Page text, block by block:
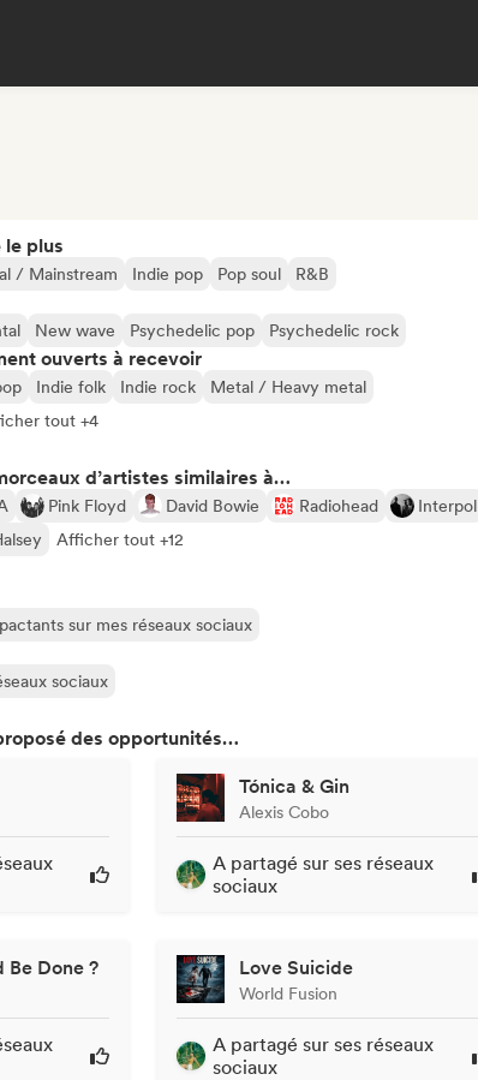
le plus
/ Mainstream Indie pop Pop soul R&B
New wave Psychedelic pop Psychedelic rock
ouverts à recevoir
Indie folk Indie rock
Metal / Heavy metal
tout +4
d’artistes similaires à…
Pink Floyd David Bowie Radiohead
Interpol
Afficher tout +12
sur mes réseaux sociaux
sociaux
des opportunités…
Tónica & Gin
Alexis Cobo
A partagé sur ses réseaux
sociaux
Be Done ? Love Suicide
World Fusion
A partagé sur ses réseaux
sociaux